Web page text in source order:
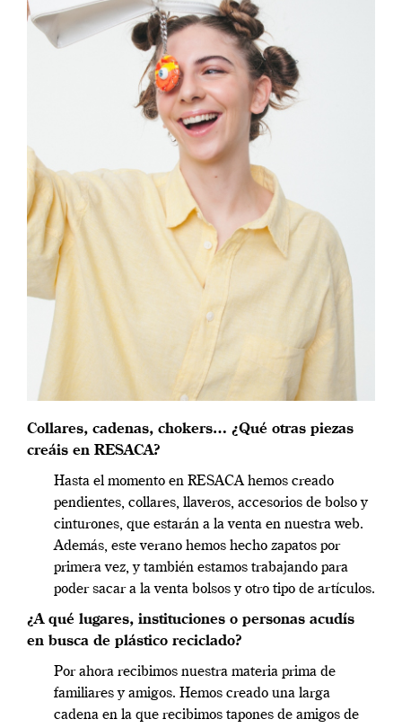
Collares, cadenas, chokers… ¿Qué otras piezas
creáis en RESACA?
Hasta el momento en RESACA hemos creado
pendientes, collares, llaveros, accesorios de bolso y
cinturones, que estarán a la venta en nuestra web.
Además, este verano hemos hecho zapatos por
primera vez, y también estamos trabajando para
poder sacar a la venta bolsos y otro tipo de artículos.
¿A qué lugares, instituciones o personas acudís
en busca de plástico reciclado?
Por ahora recibimos nuestra materia prima de
familiares y amigos. Hemos creado una larga
cadena en la que recibimos tapones de amigos de